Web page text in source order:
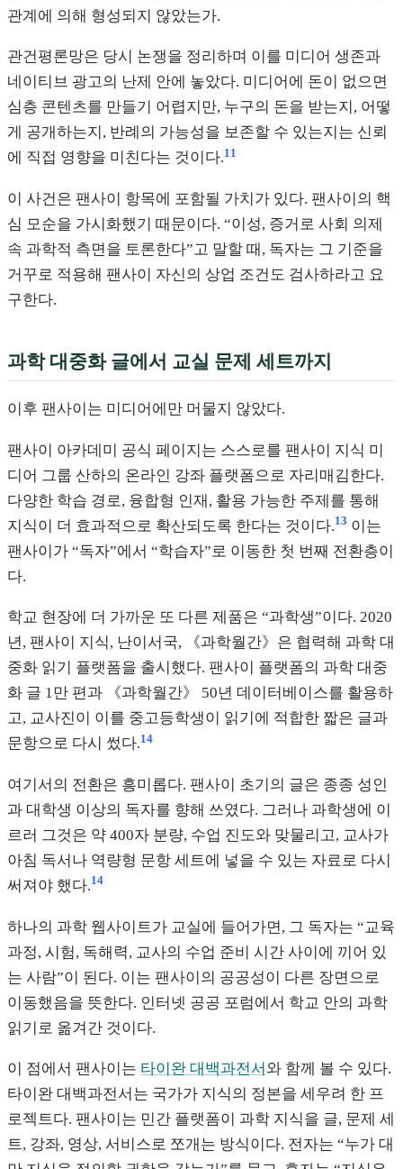
관계에 의해 형성되지 않았는가.
관건평론망은 당시 논쟁을 정리하며 이를 미디어 생존과
네이티브 광고의 난제 안에 놓았다. 미디어에 돈이 없으면
심층 콘텐츠를 만들기 어렵지만, 누구의 돈을 받는지, 어떻
게 공개하는지, 반례의 가능성을 보존할 수 있는지는 신뢰
에 직접 영향을 미친다는 것이다.11
이 사건은 팬사이 항목에 포함될 가치가 있다. 팬사이의 핵
심 모순을 가시화했기 때문이다. “이성, 증거로 사회 의제
속 과학적 측면을 토론한다”고 말할 때, 독자는 그 기준을
거꾸로 적용해 팬사이 자신의 상업 조건도 검사하라고 요
구한다.
과학 대중화 글에서 교실 문제 세트까지
이후 팬사이는 미디어에만 머물지 않았다.
팬사이 아카데미 공식 페이지는 스스로를 팬사이 지식 미
디어 그룹 산하의 온라인 강좌 플랫폼으로 자리매김한다.
다양한 학습 경로, 융합형 인재, 활용 가능한 주제를 통해
지식이 더 효과적으로 확산되도록 한다는 것이다.13 이는
팬사이가 “독자”에서 “학습자”로 이동한 첫 번째 전환층이
다.
학교 현장에 더 가까운 또 다른 제품은 “과학생”이다. 2020
년, 팬사이 지식, 난이서국, 《과학월간》은 협력해 과학 대
중화 읽기 플랫폼을 출시했다. 팬사이 플랫폼의 과학 대중
화 글 1만 편과 《과학월간》 50년 데이터베이스를 활용하
고, 교사진이 이를 중고등학생이 읽기에 적합한 짧은 글과
문항으로 다시 썼다.14
여기서의 전환은 흥미롭다. 팬사이 초기의 글은 종종 성인
과 대학생 이상의 독자를 향해 쓰였다. 그러나 과학생에 이
르러 그것은 약 400자 분량, 수업 진도와 맞물리고, 교사가
아침 독서나 역량형 문항 세트에 넣을 수 있는 자료로 다시
써져야 했다.14
하나의 과학 웹사이트가 교실에 들어가면, 그 독자는 “교육
과정, 시험, 독해력, 교사의 수업 준비 시간 사이에 끼어 있
는 사람”이 된다. 이는 팬사이의 공공성이 다른 장면으로
이동했음을 뜻한다. 인터넷 공공 포럼에서 학교 안의 과학
읽기로 옮겨간 것이다.
이 점에서 팬사이는 타이완 대백과전서 와 함께 볼 수 있다.
타이완 대백과전서는 국가가 지식의 정본을 세우려 한 프
로젝트다. 팬사이는 민간 플랫폼이 과학 지식을 글, 문제 세
트, 강좌, 영상, 서비스로 쪼개는 방식이다. 전자는 “누가 대